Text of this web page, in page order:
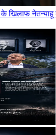
के खिलाफ